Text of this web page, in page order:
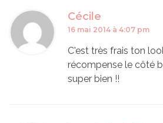
Cécile
16 mai 2014 à 4:07 pm
C'est très frais ton
récompense le côté
super bien !!